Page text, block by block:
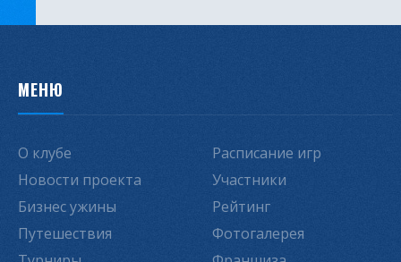
МЕНЮ
О клубе
Новости проекта
Бизнес ужины
Путешествия
Расписание игр
Участники
Рейтинг
Фотогалерея